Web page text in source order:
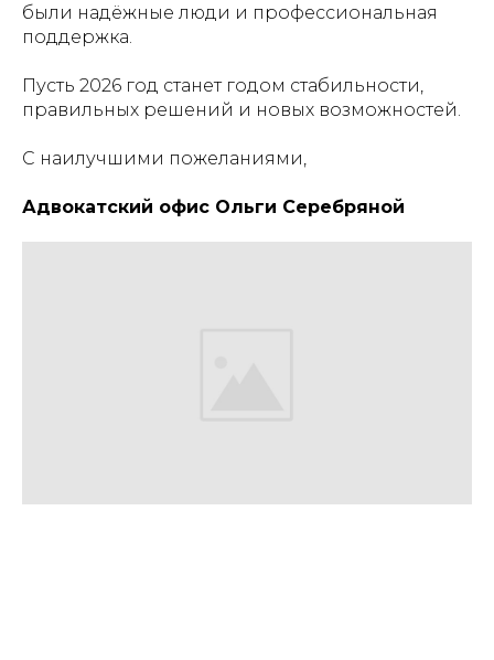
были надёжные люди и профессиональная
поддержка.
Пусть 2026 год станет годом стабильности,
правильных решений и новых возможностей.
С наилучшими пожеланиями,
Адвокатский офис Ольги Серебряной